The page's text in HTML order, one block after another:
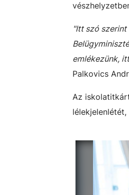
"Itt szó
emlékezünk,
Palkovics
Az